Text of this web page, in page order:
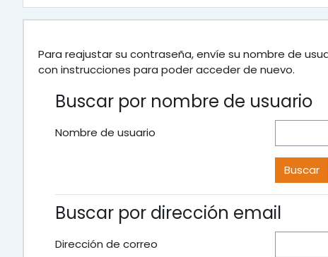
Para reajustar su contraseña, envíe su nombre de
con instrucciones para poder acceder de nuevo.
Buscar por nombre de usuario
Nombre de usuario
Buscar por dirección email
Dirección de correo